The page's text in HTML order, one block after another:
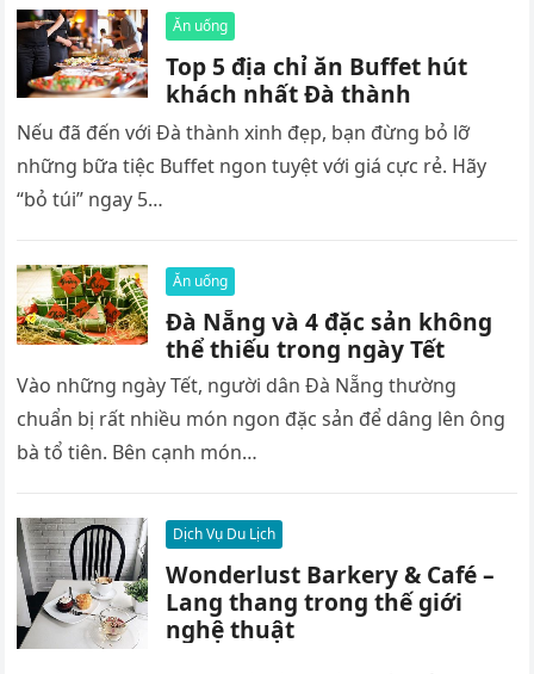
Ăn uống
Top 5 địa chỉ ăn Buffet hút
khách nhất Đà thành
Nếu đã đến với Đà thành xinh đẹp, bạn đừng bỏ lỡ
những bữa tiệc Buffet ngon tuyệt với giá cực rẻ. Hãy
“bỏ túi” ngay 5…
Ăn uống
Đà Nẵng và 4 đặc sản không
thể thiếu trong ngày Tết
Vào những ngày Tết, người dân Đà Nẵng thường
chuẩn bị rất nhiều món ngon đặc sản để dâng lên ông
bà tổ tiên. Bên cạnh món…
Dịch Vụ Du Lịch
Wonderlust Barkery & Café –
Lang thang trong thế giới
nghệ thuật